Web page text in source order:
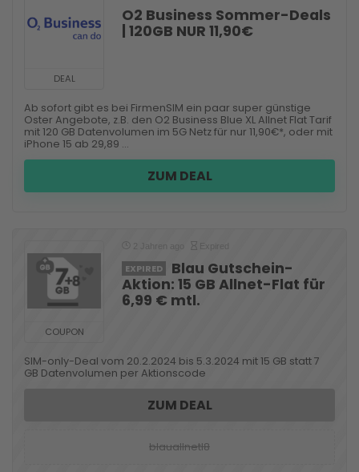
DEAL
O2 Business Sommer-Deals
| 120GB NUR 11,90€
Ab sofort gibt es bei FirmenSIM ein paar super günstige
Oster Angebote, z.B. den O2 Business Blue XL Allnet Flat Tarif
mit 120 GB Datenvolumen im 5G Netz für nur 11,90€*, oder mit
iPhone 15 ab 29,89 ...
ZUM DEAL
COUPON
EXPIRED
Blau Gutschein-
Aktion: 15 GB Allnet-Flat für
6,99 € mtl.
SIM-only-Deal vom 20.2.2024 bis 5.3.2024 mit 15 GB statt 7
GB Datenvolumen per Aktionscode
ZUM DEAL
blauallnetl8